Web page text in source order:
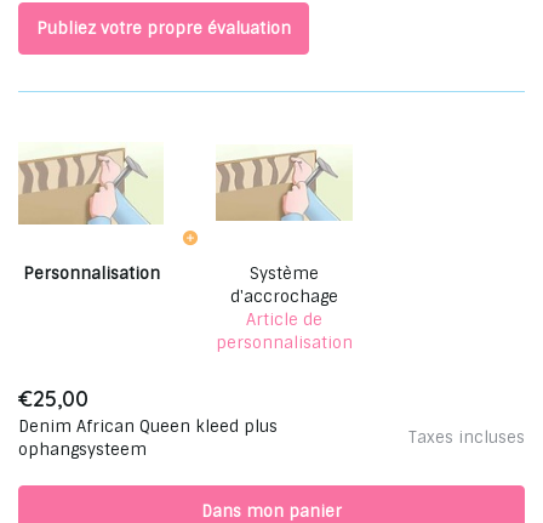
Publiez votre propre évaluation
Personnalisation
Système
d'accrochage
Article de
personnalisation
€25,00
Denim African Queen kleed plus
ophangsysteem
Taxes incluses
Dans mon panier